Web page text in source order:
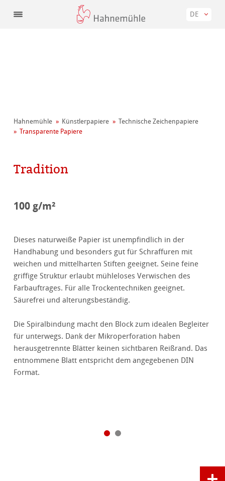
DE
Hahnemühle Künstler­papiere
Technische Zeichenpapiere
Transparente Papiere
Tradition
100 g/m²
Dieses naturweiße Papier ist unempfindlich in der
Handhabung und besonders gut für Schraffuren mit
weichen und mittelharten Stiften geeignet. Seine feine
griffige Struktur erlaubt mühleloses Verwischen des
Farbauftrages. Für alle Trockentechniken geeignet.
Säurefrei und alterungsbeständig.
Die Spiralbindung macht den Block zum idealen Begleiter
für unterwegs. Dank der Mikroperforation haben
herausgetrennte Blätter keinen sichtbaren Reißrand. Das
entnommene Blatt entspricht dem angegebenen DIN
Format.